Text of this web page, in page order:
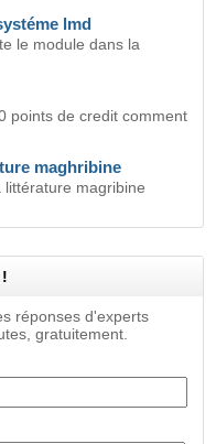
lmd
le module dans la
points de credit comment
maghribine
littérature magribine
réponses d'experts
gratuitement.